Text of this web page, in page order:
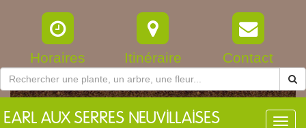
Horaires Itinéraire Contact
EARL AUX SERRES NEUVILLAISES